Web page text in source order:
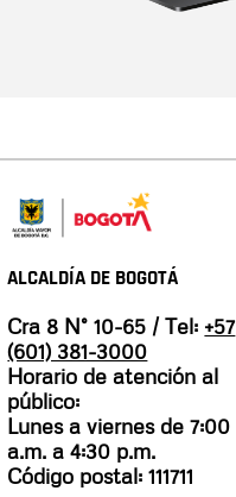
ALCALDÍA DE BOGOTÁ
Cra 8 N° 10-65 / Tel: +57
(601) 381-3000
Horario de atención al
público:
Lunes a viernes de 7:00
a.m. a 4:30 p.m.
Código postal: 111711